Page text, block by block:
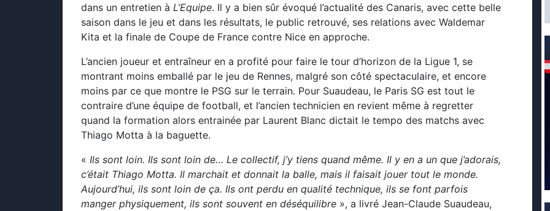
dans un entretien à L’Equipe. Il y a bien sûr évoqué l’actualité des Canaris, avec cette belle
saison dans le jeu et dans les résultats, le public retrouvé, ses relations avec Waldemar
Kita et la finale de Coupe de France contre Nice en approche.
L’ancien joueur et entraîneur en a profité pour faire le tour d’horizon de la Ligue 1, se
montrant moins emballé par le jeu de Rennes, malgré son côté spectaculaire, et encore
moins par ce que montre le PSG sur le terrain. Pour Suaudeau, le Paris SG est tout le
contraire d’une équipe de football, et l’ancien technicien en revient même à regretter
quand la formation alors entrainée par Laurent Blanc dictait le tempo des matchs avec
Thiago Motta à la baguette.
« Ils sont loin. Ils sont loin de… Le collectif, j’y tiens quand même. Il y en a un que j’adorais,
c’était Thiago Motta. Il marchait et donnait la balle, mais il faisait jouer tout le monde.
Aujourd’hui, ils sont loin de ça. Ils ont perdu en qualité technique, ils se font parfois
manger physiquement, ils sont souvent en déséquilibre », a livré Jean-Claude Suaudeau,